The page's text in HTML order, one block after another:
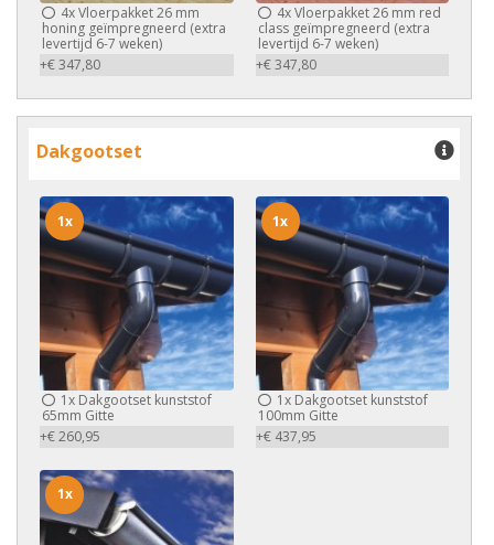
4xVloerpakket 26 mm
honing geïmpregneerd (extra
levertijd 6-7 weken)
+€ 347,80
4xVloerpakket 26 mm red
class geïmpregneerd (extra
levertijd 6-7 weken)
+€ 347,80
Dakgootset
1x Dakgootset kunststof
65mm Gitte
+€ 260,95
1x
1xDakgootset kunststof
100mm Gitte
+€ 437,95
1x
1x